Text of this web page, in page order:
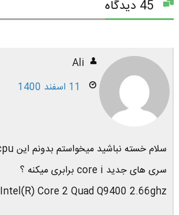
Ali
11 اسفند 1400
سری های جدید core i برابری میکنه ؟
Intel(R) Core 2 Quad Q9400 2.66ghz